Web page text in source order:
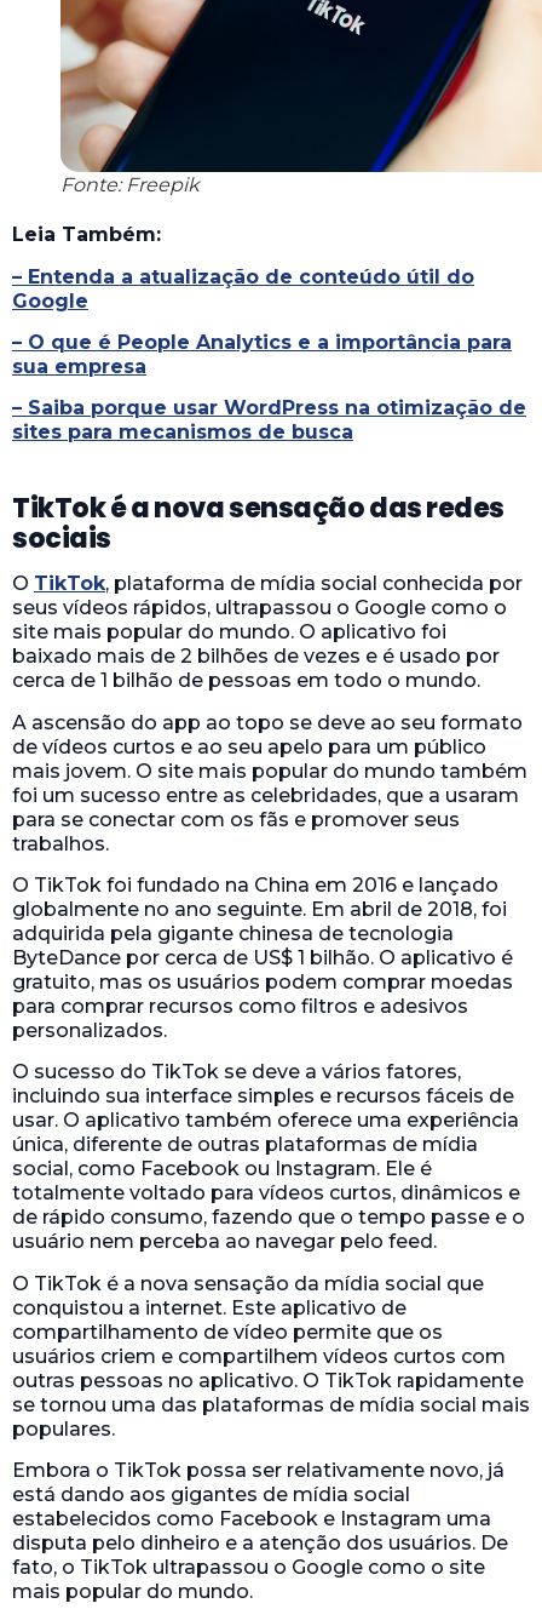
Fonte: Freepik
Leia Também:
– Entenda a atualização de conteúdo útil do
Google
– O que é People Analytics e a importância para
sua empresa
– Saiba porque usar WordPress na otimização de
sites para mecanismos de busca
TikTok é a nova sensação das redes
sociais
O TikTok, plataforma de mídia social conhecida por
seus vídeos rápidos, ultrapassou o Google como o
site mais popular do mundo. O aplicativo foi
baixado mais de 2 bilhões de vezes e é usado por
cerca de 1 bilhão de pessoas em todo o mundo.
A ascensão do app ao topo se deve ao seu formato
de vídeos curtos e ao seu apelo para um público
mais jovem. O site mais popular do mundo também
foi um sucesso entre as celebridades, que a usaram
para se conectar com os fãs e promover seus
trabalhos.
O TikTok foi fundado na China em 2016 e lançado
globalmente no ano seguinte. Em abril de 2018, foi
adquirida pela gigante chinesa de tecnologia
ByteDance por cerca de US$ 1 bilhão. O aplicativo é
gratuito, mas os usuários podem comprar moedas
para comprar recursos como filtros e adesivos
personalizados.
O sucesso do TikTok se deve a vários fatores,
incluindo sua interface simples e recursos fáceis de
usar. O aplicativo também oferece uma experiência
única, diferente de outras plataformas de mídia
social, como Facebook ou Instagram. Ele é
totalmente voltado para vídeos curtos, dinâmicos e
de rápido consumo, fazendo que o tempo passe e o
usuário nem perceba ao navegar pelo feed.
O TikTok é a nova sensação da mídia social que
conquistou a internet. Este aplicativo de
compartilhamento de vídeo permite que os
usuários criem e compartilhem vídeos curtos com
outras pessoas no aplicativo. O TikTok rapidamente
se tornou uma das plataformas de mídia social mais
populares.
Embora o TikTok possa ser relativamente novo, já
está dando aos gigantes de mídia social
estabelecidos como Facebook e Instagram uma
disputa pelo dinheiro e a atenção dos usuários. De
fato, o TikTok ultrapassou o Google como o site
mais popular do mundo.